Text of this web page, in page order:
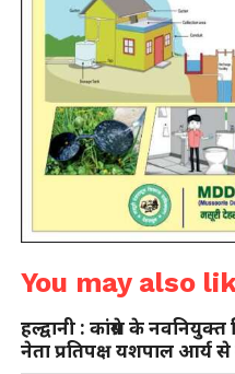
You may also
हल्द्वानी : कांग्रेस के
नेता प्रतिपक्ष यशपाल आर्य